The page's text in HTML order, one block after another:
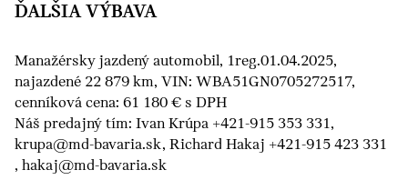
ĎALŠIA VÝBAVA
Manažérsky jazdený automobil, 1reg.01.04.2025,
najazdené 22 879 km, VIN: WBA51GN0705272517,
cenníková cena: 61 180 € s DPH
Náš predajný tím: Ivan Krúpa +421-915 353 331,
krupa@md-bavaria.sk, Richard Hakaj +421-915 423 331
, hakaj@md-bavaria.sk